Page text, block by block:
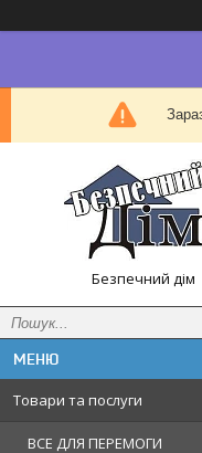
Безпечний дім
Товари та послуги
ВСЕ ДЛЯ ПЕРЕМОГИ